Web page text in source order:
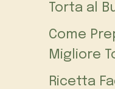
Torta al
Come
Migliore
Ricetta